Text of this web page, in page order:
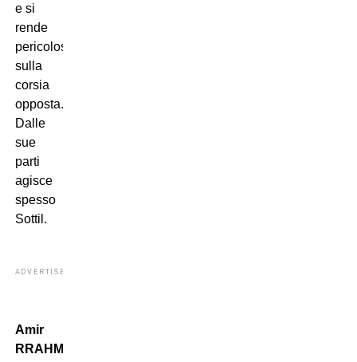
e si
rende
pericoloso
sulla
corsia
opposta.
Dalle
sue
parti
agisce
spesso
Sottil.
ADVERTISEMENT
Amir
RRAHMANI